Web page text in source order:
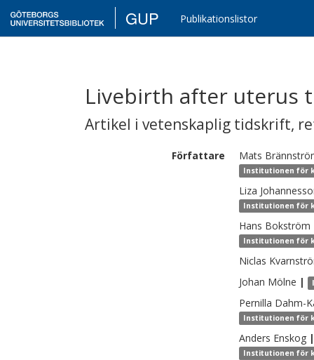
GUP Publikationslistor
Livebirth after uterus
Artikel i vetenskaplig tidskrift,
Författare Mats
Institutionen för
Liza
Institutionen för
Hans Bokström
Institutionen för
Niclas
Johan Mölne |
Pernilla Dahm-
Institutionen för
Anders Enskog |
Institutionen för